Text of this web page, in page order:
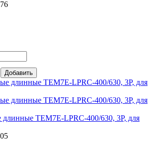
Добавить
TEM7E-LPRC-400/630, 3P, для